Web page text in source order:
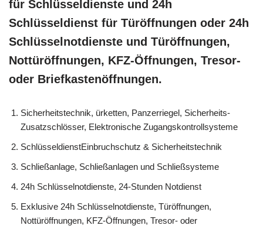
für Schlüsseldienste und 24h
Schlüsseldienst für Türöffnungen oder 24h
Schlüsselnotdienste und Türöffnungen,
Nottüröffnungen, KFZ-Öffnungen, Tresor-
oder Briefkastenöffnungen.
Sicherheitstechnik, ürketten, Panzerriegel, Sicherheits-
Zusatzschlösser, Elektronische Zugangskontrollsysteme
SchlüsseldienstEinbruchschutz & Sicherheitstechnik
Schließanlage, Schließanlagen und Schließsysteme
24h Schlüsselnotdienste, 24-Stunden Notdienst
Exklusive 24h Schlüsselnotdienste, Türöffnungen,
Nottüröffnungen, KFZ-Öffnungen, Tresor- oder